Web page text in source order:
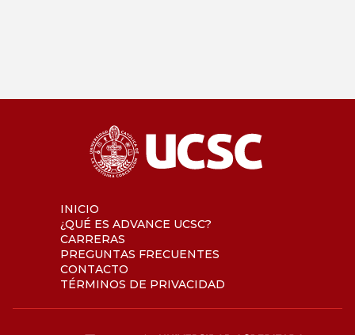
INICIO
¿QUÉ ES ADVANCE UCSC?
CARRERAS
PREGUNTAS FRECUENTES
CONTACTO
TÉRMINOS DE PRIVACIDAD